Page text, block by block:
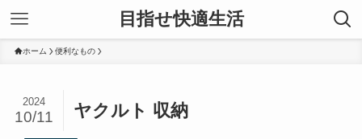
目指せ快適生活
ホーム 便利なもの
ヤクルト 収納
2024
10/11